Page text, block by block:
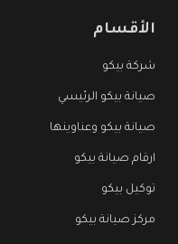
الأقسام
شركة بيكو
صيانة بيكو الرئيسي
صيانة بيكو وعناوينها
ارقام صيانة بيكو
توكيل بيكو
مركز صيانة بيكو